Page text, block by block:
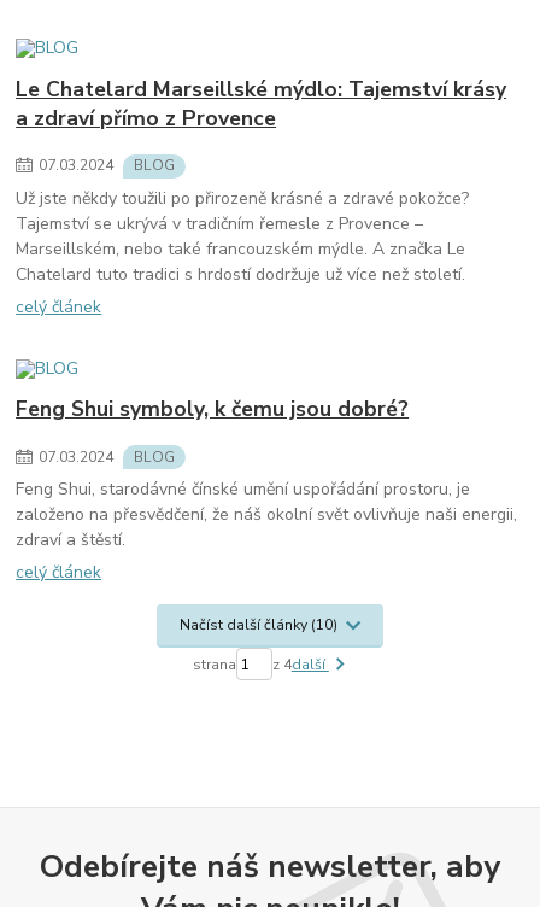
Le Chatelard Marseillské mýdlo: Tajemství krásy
a zdraví přímo z Provence
07.03.2024 BLOG
Už jste někdy toužili po přirozeně krásné a zdravé pokožce?
Tajemství se ukrývá v tradičním řemesle z Provence –
Marseillském, nebo také francouzském mýdle. A značka Le
Chatelard tuto tradici s hrdostí dodržuje už více než století.
celý článek
Feng Shui symboly, k čemu jsou dobré?
07.03.2024 BLOG
Feng Shui, starodávné čínské umění uspořádání prostoru, je
založeno na přesvědčení, že náš okolní svět ovlivňuje naši energii,
zdraví a štěstí.
celý článek
Načíst další články (10)
strana z 4další
Odebírejte náš newsletter, aby